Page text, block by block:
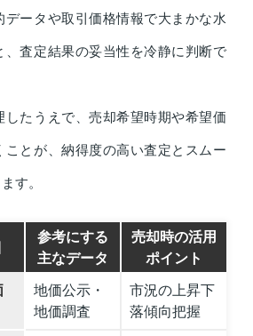
ータや取引価格情報で大まかな水
査定結果の妥当性を冷静に判断で
したうえで、売却希望時期や希望価
とが、納得度の高い査定とスムー
す。
参考にする
主なデータ
売却時の活用
ポイント
地価公示・
地価調査
市況の上昇下
落傾向把握